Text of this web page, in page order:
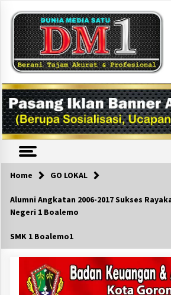
content
Home GO LOKAL
Alumni Angkatan 2006-2017 Sukses
Negeri 1 Boalemo
SMK 1 Boalemo1